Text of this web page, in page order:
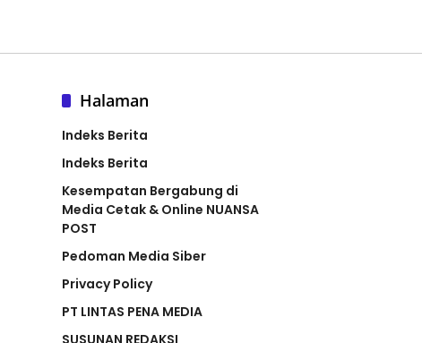
Halaman
Indeks Berita
Indeks Berita
Kesempatan Bergabung di
Media Cetak & Online NUANSA
POST
Pedoman Media Siber
Privacy Policy
PT LINTAS PENA MEDIA